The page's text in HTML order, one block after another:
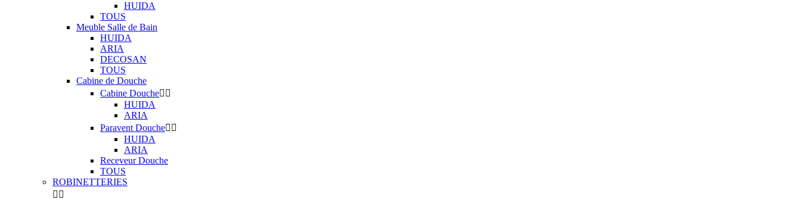
HUIDA
TOUS
Meuble Salle de Bain
HUIDA
ARIA
DECOSAN
TOUS
Cabine de Douche
Cabine Douche 
HUIDA
ARIA
Paravent Douche 
HUIDA
ARIA
Receveur Douche
TOUS
ROBINETTERIES
 